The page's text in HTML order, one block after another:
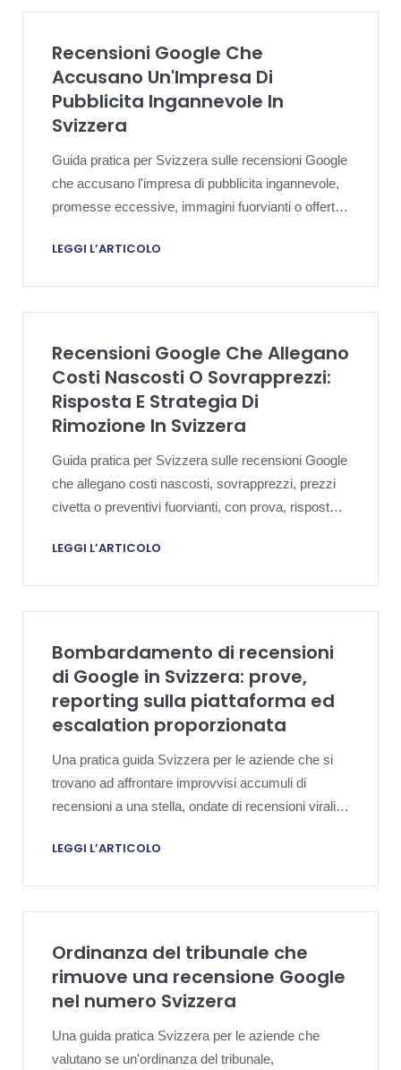
Recensioni Google Che
Accusano Un'Impresa Di
Pubblicita Ingannevole In
Svizzera
Guida pratica per Svizzera sulle recensioni Google
che accusano l'impresa di pubblicita ingannevole,
promesse eccessive, immagini fuorvianti o offerte-
LEGGI L’ARTICOLO
Recensioni Google Che Allegano
Costi Nascosti O Sovrapprezzi:
Risposta E Strategia Di
Rimozione In Svizzera
Guida pratica per Svizzera sulle recensioni Google
che allegano costi nascosti, sovrapprezzi, prezzi
civetta o preventivi fuorvianti, con prova, risposta
LEGGI L’ARTICOLO
Bombardamento di recensioni
di Google in Svizzera: prove,
reporting sulla piattaforma ed
escalation proporzionata
Una pratica guida Svizzera per le aziende che si
trovano ad affrontare improvvisi accumuli di
recensioni a una stella, ondate di recensioni virali di
necessitano di una politica disciplinata di Google e
LEGGI L’ARTICOLO
Ordinanza del tribunale che
rimuove una recensione Google
nel numero Svizzera
Una guida pratica Svizzera per le aziende che
valutano se un'ordinanza del tribunale,